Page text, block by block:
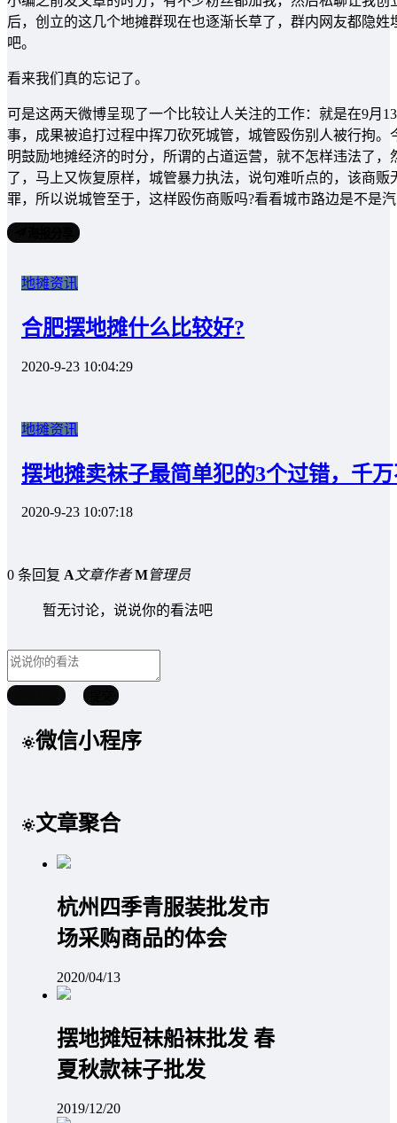
后，创立的这几个地摊群现在也逐渐长草了，群内网友都隐
吧。
看来我们真的忘记了。
可是这两天微博呈现了一个比较让人关注的工作：就是在9月
事，成果被追打过程中挥刀砍死城管，城管殴伤别人被行拘
明鼓励地摊经济的时分，所谓的占道运营，就不怎样违法了
了，马上又恢复原样，城管暴力执法，说句难听点的，该商
罪，所以说城管至于，这样殴伤商贩吗?看看城市路边是不是
地摊资讯
合肥摆地摊什么比较好?
2020-9-23 10:04:29
地摊资讯
摆地摊卖袜子最简单犯的3个过错，千
2020-9-23 10:07:18
0 条回复 A文章作者 M管理员
暂无讨论，说说你的看法吧
微信小程序
文章聚合
杭州四季青服装批发市
场采购商品的体会
2020/04/13
摆地摊短袜船袜批发 春
夏秋款袜子批发
2019/12/20